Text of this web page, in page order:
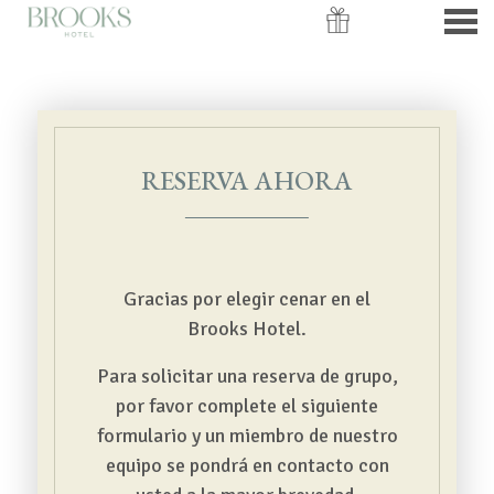
RESERVA AHORA
Gracias por elegir cenar en el
Brooks Hotel.
Para solicitar una reserva de grupo,
por favor complete el siguiente
formulario y un miembro de nuestro
equipo se pondrá en contacto con